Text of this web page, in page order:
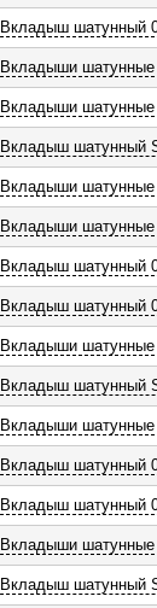
Вкладыш шатунный
Вкладыши шатунные
Вкладыши шатунные
Вкладыш шатунный
Вкладыши шатунные
Вкладыши шатунные
Вкладыш шатунный
Вкладыш шатунный
Вкладыши шатунные
Вкладыш шатунный
Вкладыши шатунные
Вкладыш шатунный
Вкладыш шатунный
Вкладыши шатунные
Вкладыш шатунный